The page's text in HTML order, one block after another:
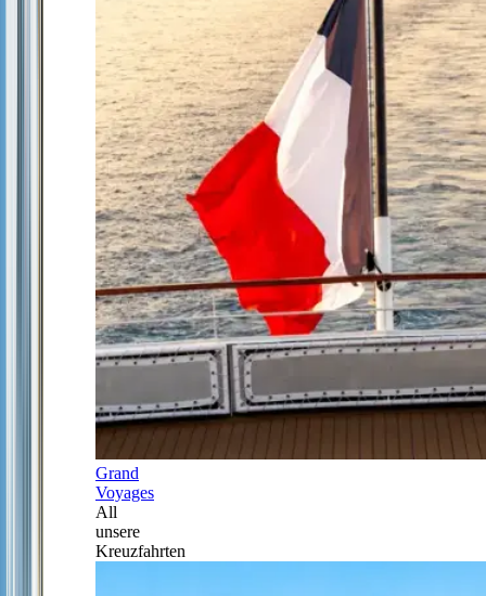
Grand
Voyages
All
unsere
Kreuzfahrten